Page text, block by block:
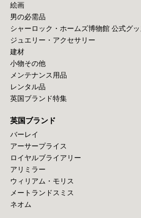
絵画
男の必需品
シャーロック・ホームズ博物館 公式グ
ジュエリー・アクセサリー
建材
小物その他
メンテナンス用品
レンタル品
英国ブランド特集
英国ブランド
バーレイ
アーサープライス
ロイヤルブライアリー
アリミラー
ウィリアム・モリス
メートランドスミス
ネオム